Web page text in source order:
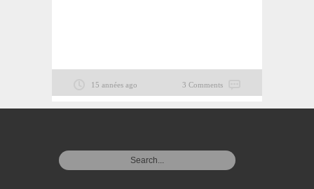
15 années ago 3 Comments